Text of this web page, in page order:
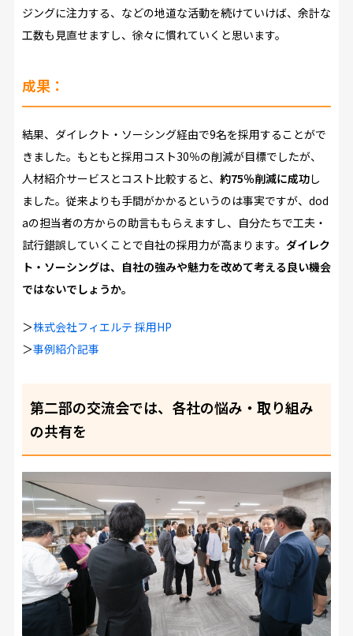
ジングに注力する、などの地道な活動を続けていけば、余計な
工数も見直せますし、徐々に慣れていくと思います。
成果：
結果、ダイレクト・ソーシング経由で9名を採用することがで
きました。もともと採用コスト30％の削減が目標でしたが、
人材紹介サービスとコスト比較すると、 約75％削減に成功し
ました。従来よりも手間がかかるというのは事実ですが、dod
aの担当者の方からの助言ももらえますし、自分たちで工夫・
試行錯誤していくことで自社の採用力が高まります。 ダイレク
ト・ソーシングは、自社の強みや魅力を改めて考える良い機会
ではないでしょうか。
＞株式会社フィエルテ 採用HP
＞事例紹介記事
第二部の交流会では、各社の悩み・取り組み
の共有を